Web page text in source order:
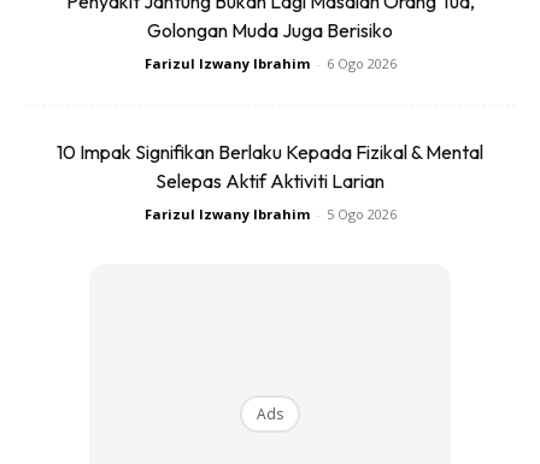
Kesilapan 3 : Kebersihan dan pakaian
Golongan Muda Juga Berisiko
Farizul Izwany Ibrahim - 6 Ogo 2026
10 Impak Signifikan Berlaku Kepada Fizikal & Mental
Selepas Aktif Aktiviti Larian
Farizul Izwany Ibrahim - 5 Ogo 2026
Ads